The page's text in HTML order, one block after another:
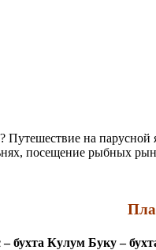
на
посещение рыбных
бухта Кулум Буку –